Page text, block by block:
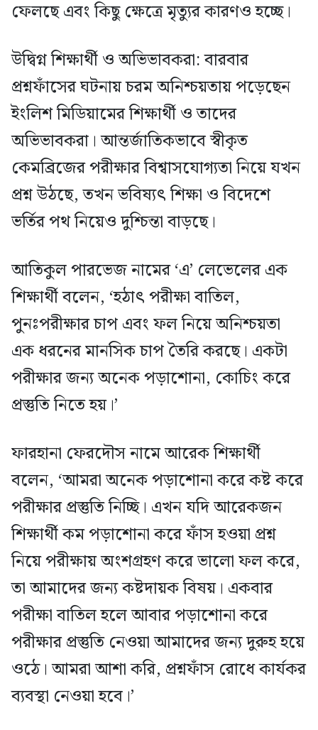
ফেলছে এবং কিছু ক্ষেত্রে মৃত্যুর কারণও হচ্ছে।
উদ্বিগ্ন শিক্ষার্থী ও অভিভাবকরা: বারবার
প্রশ্নফাঁসের ঘটনায় চরম অনিশ্চয়তায় পড়েছেন
ইংলিশ মিডিয়ামের শিক্ষার্থী ও তাদের
অভিভাবকরা। আন্তর্জাতিকভাবে স্বীকৃত
কেমব্রিজের পরীক্ষার বিশ্বাসযোগ্যতা নিয়ে যখন
প্রশ্ন উঠছে, তখন ভবিষ্যৎ শিক্ষা ও বিদেশে
ভর্তির পথ নিয়েও দুশ্চিন্তা বাড়ছে।
আতিকুল পারভেজ নামের ‘এ’ লেভেলের এক
শিক্ষার্থী বলেন, ‘হঠাৎ পরীক্ষা বাতিল,
পুনঃপরীক্ষার চাপ এবং ফল নিয়ে অনিশ্চয়তা
এক ধরনের মানসিক চাপ তৈরি করছে। একটা
পরীক্ষার জন্য অনেক পড়াশোনা, কোচিং করে
প্রস্তুতি নিতে হয়।’
ফারহানা ফেরদৌস নামে আরেক শিক্ষার্থী
বলেন, ‘আমরা অনেক পড়াশোনা করে কষ্ট করে
পরীক্ষার প্রস্তুতি নিচ্ছি। এখন যদি আরেকজন
শিক্ষার্থী কম পড়াশোনা করে ফাঁস হওয়া প্রশ্ন
নিয়ে পরীক্ষায় অংশগ্রহণ করে ভালো ফল করে,
তা আমাদের জন্য কষ্টদায়ক বিষয়। একবার
পরীক্ষা বাতিল হলে আবার পড়াশোনা করে
পরীক্ষার প্রস্তুতি নেওয়া আমাদের জন্য দুরুহ হয়ে
ওঠে। আমরা আশা করি, প্রশ্নফাঁস রোধে কার্যকর
ব্যবস্থা নেওয়া হবে।’